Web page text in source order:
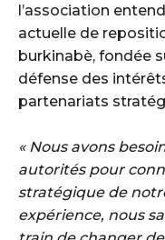
l’association
actuelle de
burkinabè, fondée
défense des
partenariats
« Nous avons
autorités pour
stratégique de
expérience, nous